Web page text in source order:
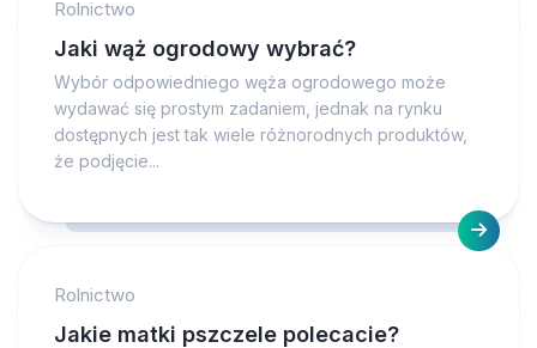
Rolnictwo
Jaki wąż ogrodowy wybrać?
Wybór odpowiedniego węża ogrodowego może
wydawać się prostym zadaniem, jednak na rynku
dostępnych jest tak wiele różnorodnych produktów,
że podjęcie...
Rolnictwo
Jakie matki pszczele polecacie?